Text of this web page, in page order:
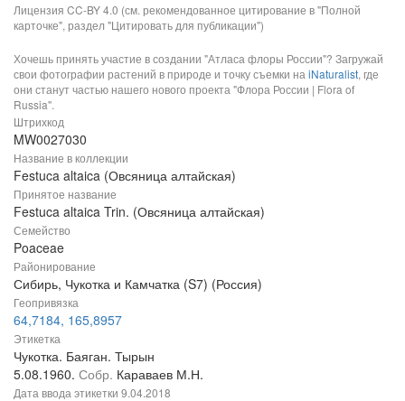
Лицензия CC-BY 4.0 (см. рекомендованное цитирование в "Полной
карточке", раздел "Цитировать для публикации")
Хочешь принять участие в создании "Атласа флоры России"? Загружай
свои фотографии растений в природе и точку съемки на iNaturalist, где
они станут частью нашего нового проекта "Флора России | Flora of
Russia".
Штрихкод
MW0027030
Название в коллекции
Festuca altaica (Овсяница алтайская)
Принятое название
Festuca altaica Trin. (Овсяница алтайская)
Семейство
Poaceae
Районирование
Сибирь, Чукотка и Камчатка (S7) (Россия)
Геопривязка
64,7184, 165,8957
Этикетка
Чукотка. Баяган. Тырын
5.08.1960. Собр. Караваев М.Н.
Дата ввода этикетки 9.04.2018